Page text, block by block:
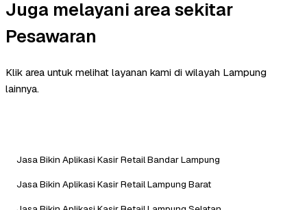
Juga melayani area sekitar
Pesawaran
Klik area untuk melihat layanan kami di wilayah Lampung
lainnya.
Jasa Bikin Aplikasi Kasir Retail Bandar Lampung
Jasa Bikin Aplikasi Kasir Retail Lampung Barat